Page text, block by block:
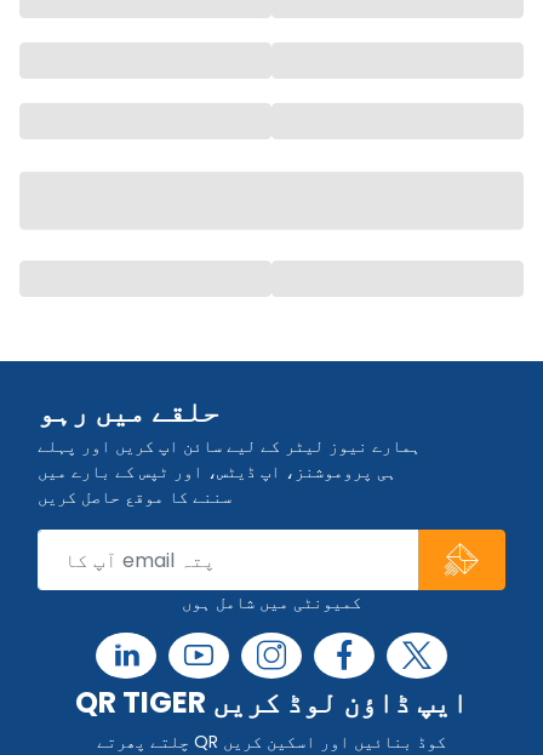
حلقے میں رہو
ہمارے نیوز لیٹر کے لیے سائن اپ کریں اور پہلے
ہی پروموشنز، اپ ڈیٹس، اور ٹپس کے بارے میں
سننے کا موقع حاصل کریں
کمیونٹی میں شامل ہوں
QR TIGER ایپ ڈاؤن لوڈ کریں
چلتے پھرتے QR کوڈ بنائیں اور اسکین کریں